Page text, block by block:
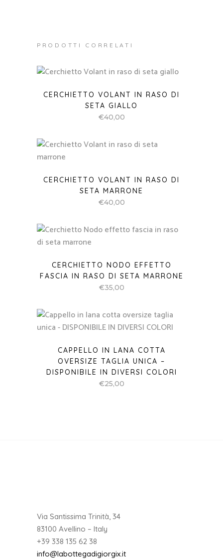
PRODOTTI CORRELATI
CERCHIETTO VOLANT IN RASO DI
SETA GIALLO
€40,00
CERCHIETTO VOLANT IN RASO DI
SETA MARRONE
€40,00
CERCHIETTO NODO EFFETTO
FASCIA IN RASO DI SETA MARRONE
€35,00
CAPPELLO IN LANA COTTA
OVERSIZE TAGLIA UNICA –
DISPONIBILE IN DIVERSI COLORI
€25,00
Via Santissima Trinità, 34
83100 Avellino – Italy
+39 338 135 62 38
info@labottegadigiorgix.it